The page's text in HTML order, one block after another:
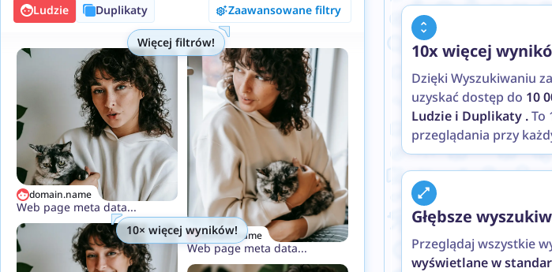
Ludzie Duplikaty Zaawansowane filtry
domain.name
Web page meta data...
domain.name
Web page meta data...
Więcej filtrów!
10× więcej wyników!
10x więcej
Dzięki Wyszukiwaniu
uzyskać dostęp do 10
Ludzie i Duplikaty .To
przeglądania przy
Głębsze
Przeglądaj wszystkie
wyświetlane w